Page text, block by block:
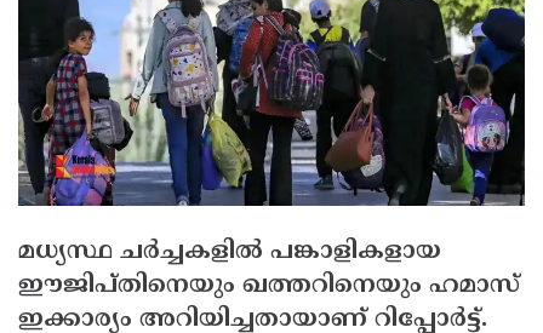
മധ്യസ്ഥ ചര്‍ച്ചകളില്‍ പങ്കാളികളായ
ഈജിപ്തിനെയും ഖത്തറിനെയും ഹമാസ്
ഇക്കാര്യം അറിയിച്ചതായാണ് റിപ്പോര്‍ട്ട്.